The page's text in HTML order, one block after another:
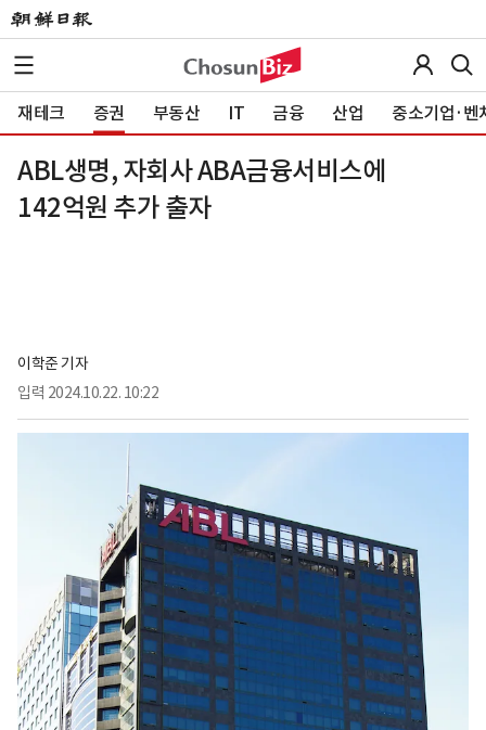
재테크 증권 부동산 IT 금융 산업 중소기업·벤
ABL생명, 자회사 ABA금융서비스에
142억원 추가 출자
이학준 기자
입력 2024.10.22. 10:22